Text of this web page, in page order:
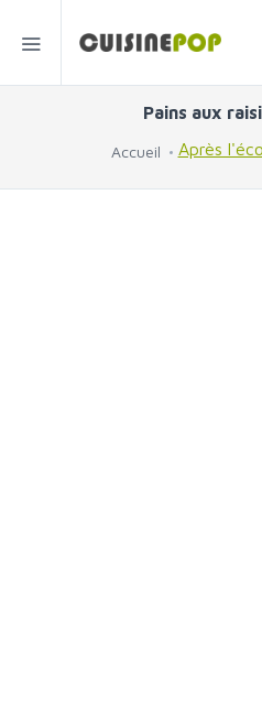
Pains aux
Accueil Après